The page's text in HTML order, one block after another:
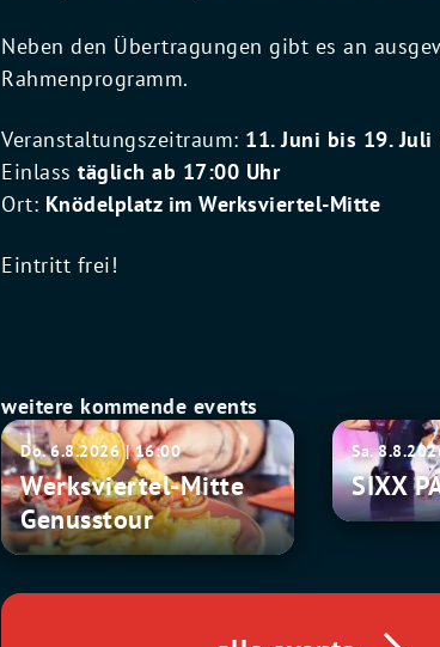
Neben den Übertragungen gibt es an
Rahmenprogramm.
Veranstaltungszeitraum: 11. Juni bis 19. Juli
Einlass täglich ab 17:00 Uhr
Ort: Knödelplatz im Werksviertel-Mitte
Eintritt frei!
weitere kommende events
Werksviertel-
Mitte
Genusstour
Do. 6.8.2026 | 16:00
Werksviertel-Mitte
Genusstour
SIXX
PAXX
Sa.
SIXX